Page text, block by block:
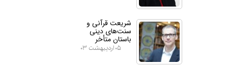
شریعت قرآنی و
سنت‌های دینی
باستان متأخر
۰۵ اردیبهشت ۰۳